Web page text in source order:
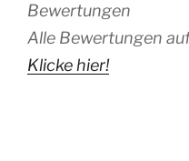
Bewertungen
Alle Bewertungen
Klicke hier!